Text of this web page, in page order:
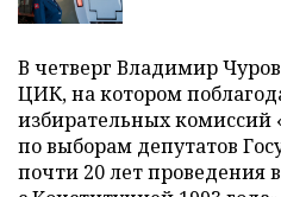
В четверг Владимир
ЦИК, на котором
избирательных
по выборам депутатов
почти 20 лет проведения